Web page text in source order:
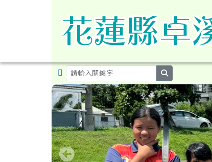
花蓮縣卓溪鄉卓溪國民
search